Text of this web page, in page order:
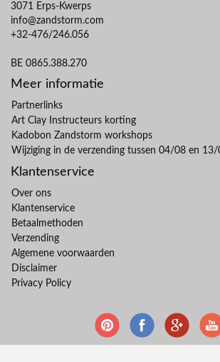
3071 Erps-Kwerps
info@zandstorm.com
+32-476/246.056
BE 0865.388.270
Meer informatie
Partnerlinks
Art Clay Instructeurs korting
Kadobon Zandstorm workshops
Wijziging in de verzending tussen 04/08 en 13/
Klantenservice
Over ons
Klantenservice
Betaalmethoden
Verzending
Algemene voorwaarden
Disclaimer
Privacy Policy